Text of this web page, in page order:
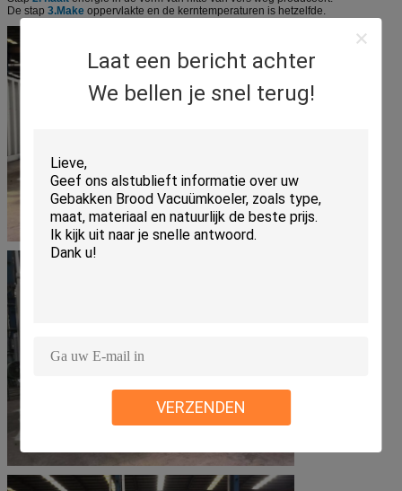
Laat een bericht achter
We bellen je snel terug!
VERZENDEN
De stap 3.Make oppervlakte en de kerntemperaturen is hetzelfde.